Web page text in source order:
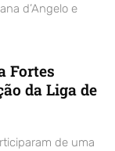
d’Angelo e
Fortes
da Liga de
de uma